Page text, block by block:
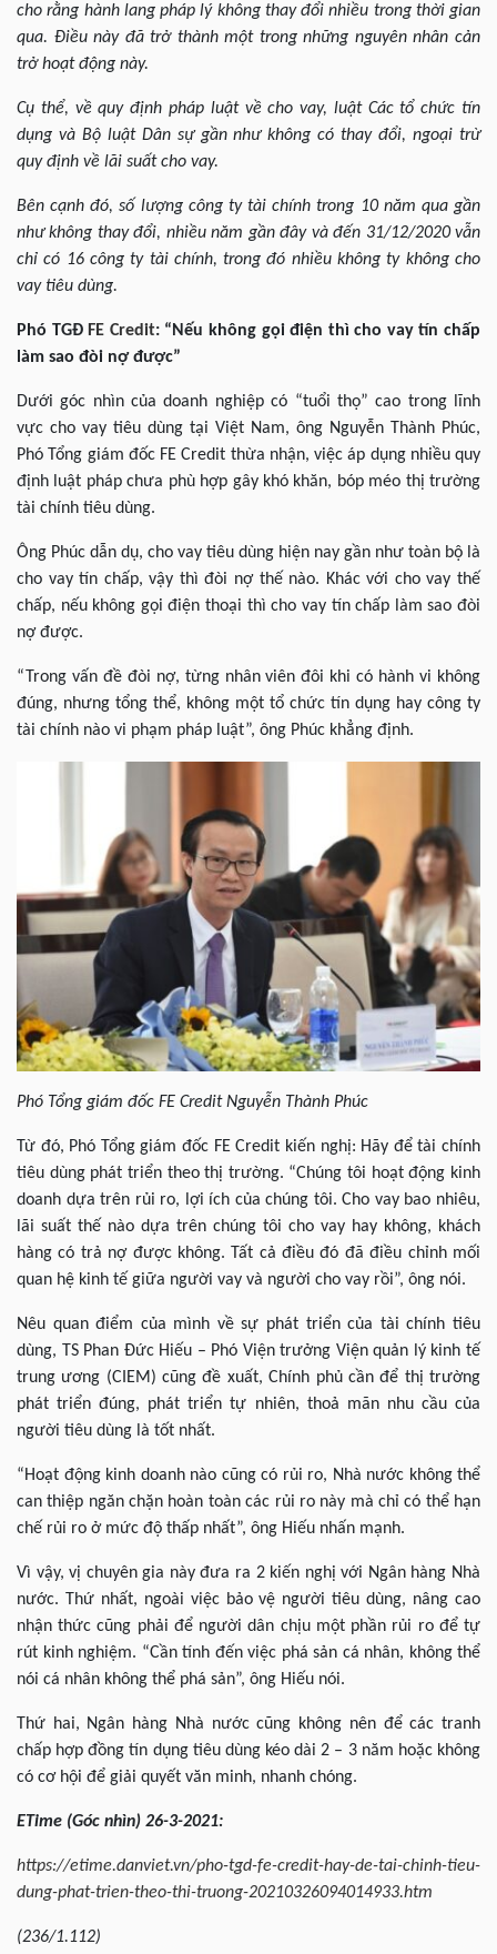
cho rằng hành lang pháp lý không thay đổi nhiều trong thời gian
qua. Điều này đã trở thành một trong những nguyên nhân cản
trở hoạt động này.
Cụ thể, về quy định pháp luật về cho vay, luật Các tổ chức tín
dụng và Bộ luật Dân sự gần như không có thay đổi, ngoại trừ
quy định về lãi suất cho vay.
Bên cạnh đó, số lượng công ty tài chính trong 10 năm qua gần
như không thay đổi, nhiều năm gần đây và đến 31/12/2020 vẫn
chỉ có 16 công ty tài chính, trong đó nhiều không ty không cho
vay tiêu dùng.
Phó TGĐ FE Credit: “Nếu không gọi điện thì cho vay tín chấp
làm sao đòi nợ được”
Dưới góc nhìn của doanh nghiệp có “tuổi thọ” cao trong lĩnh
vực cho vay tiêu dùng tại Việt Nam, ông Nguyễn Thành Phúc,
Phó Tổng giám đốc FE Credit thừa nhận, việc áp dụng nhiều quy
định luật pháp chưa phù hợp gây khó khăn, bóp méo thị trường
tài chính tiêu dùng.
Ông Phúc dẫn dụ, cho vay tiêu dùng hiện nay gần như toàn bộ là
cho vay tín chấp, vậy thì đòi nợ thế nào. Khác với cho vay thế
chấp, nếu không gọi điện thoại thì cho vay tín chấp làm sao đòi
nợ được.
“Trong vấn đề đòi nợ, từng nhân viên đôi khi có hành vi không
đúng, nhưng tổng thể, không một tổ chức tín dụng hay công ty
tài chính nào vi phạm pháp luật”, ông Phúc khẳng định.
Phó Tổng giám đốc FE Credit Nguyễn Thành Phúc
Từ đó, Phó Tổng giám đốc FE Credit kiến nghị: Hãy để tài chính
tiêu dùng phát triển theo thị trường. “Chúng tôi hoạt động kinh
doanh dựa trên rủi ro, lợi ích của chúng tôi. Cho vay bao nhiêu,
lãi suất thế nào dựa trên chúng tôi cho vay hay không, khách
hàng có trả nợ được không. Tất cả điều đó đã điều chỉnh mối
quan hệ kinh tế giữa người vay và người cho vay rồi”, ông nói.
Nêu quan điểm của mình về sự phát triển của tài chính tiêu
dùng, TS Phan Đức Hiếu – Phó Viện trưởng Viện quản lý kinh tế
trung ương (CIEM) cũng đề xuất, Chính phủ cần để thị trường
phát triển đúng, phát triển tự nhiên, thoả mãn nhu cầu của
người tiêu dùng là tốt nhất.
“Hoạt động kinh doanh nào cũng có rủi ro, Nhà nước không thể
can thiệp ngăn chặn hoàn toàn các rủi ro này mà chỉ có thể hạn
chế rủi ro ở mức độ thấp nhất”, ông Hiếu nhấn mạnh.
Vì vậy, vị chuyên gia này đưa ra 2 kiến nghị với Ngân hàng Nhà
nước. Thứ nhất, ngoài việc bảo vệ người tiêu dùng, nâng cao
nhận thức cũng phải để người dân chịu một phần rủi ro để tự
rút kinh nghiệm. “Cần tính đến việc phá sản cá nhân, không thể
nói cá nhân không thể phá sản”, ông Hiếu nói.
Thứ hai, Ngân hàng Nhà nước cũng không nên để các tranh
chấp hợp đồng tín dụng tiêu dùng kéo dài 2 – 3 năm hoặc không
có cơ hội để giải quyết văn minh, nhanh chóng.
ETime (Góc nhìn) 26-3-2021:
https://etime.danviet.vn/pho-tgd-fe-credit-hay-de-tai-chinh-tieu-
dung-phat-trien-theo-thi-truong-20210326094014933.htm
(236/1.112)